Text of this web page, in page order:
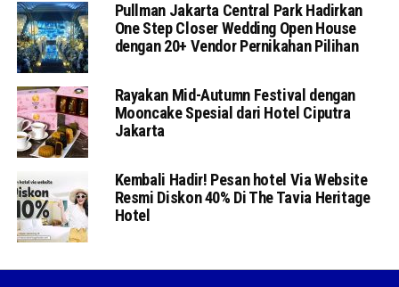
Pullman Jakarta Central Park Hadirkan
One Step Closer Wedding Open House
dengan 20+ Vendor Pernikahan Pilihan
Rayakan Mid-Autumn Festival dengan
Mooncake Spesial dari Hotel Ciputra
Jakarta
Kembali Hadir! Pesan hotel Via Website
Resmi Diskon 40% Di The Tavia Heritage
Hotel